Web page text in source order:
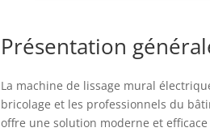
Présentation
La machine de lissage mural
bricolage et les professionnels du
offre une solution moderne et